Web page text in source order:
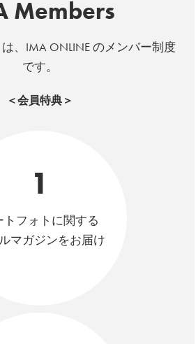
Members
は、IMA ONLINE のメンバー制度
です。
＜会員特典＞
1
トフォトに関する
マガジンをお届け